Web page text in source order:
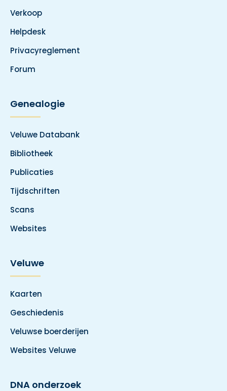
Verkoop
Helpdesk
Privacyreglement
Forum
Genealogie
Veluwe Databank
Bibliotheek
Publicaties
Tijdschriften
Scans
Websites
Veluwe
Kaarten
Geschiedenis
Veluwse boerderijen
Websites Veluwe
DNA onderzoek